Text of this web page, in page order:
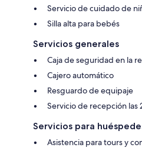
Servicio de cuidado de
Silla alta para bebés
Servicios generales
Caja de seguridad en la
Cajero automático
Resguardo de equipaje
Servicio de recepción las
Servicios para
Asistencia para tours y